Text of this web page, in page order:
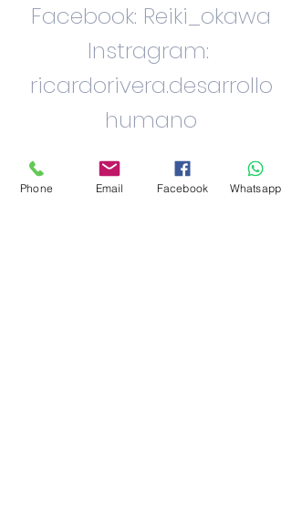
Facebook: Reiki_okawa
Instragram:
ricardorivera.desarrollo
humano
Phone Email Facebook Whatsapp